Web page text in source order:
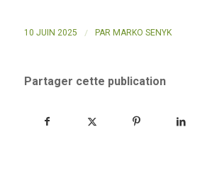
10 JUIN 2025 / PAR MARKO SENYK
Partager cette publication